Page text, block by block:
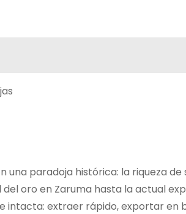
una paradoja histórica: la riqueza
del oro en Zaruma hasta la actual
intacta: extraer rápido, exportar en